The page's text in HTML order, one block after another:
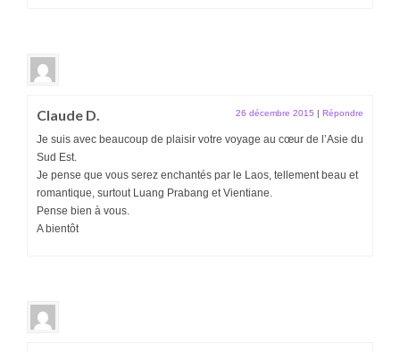
Claude D. 26 décembre 2015 | Répondre
Je suis avec beaucoup de plaisir votre voyage au cœur de l’Asie du
Sud Est.
Je pense que vous serez enchantés par le Laos, tellement beau et
romantique, surtout Luang Prabang et Vientiane.
Pense bien à vous.
A bientôt